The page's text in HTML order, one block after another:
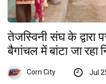
तेजस्विनी संघ के द्वारा
बैगांचल में बांटा जा रहा
Corn City Jul